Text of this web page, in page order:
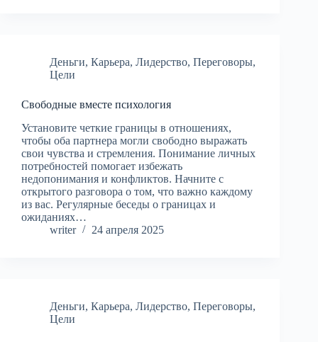
Деньги, Карьера, Лидерство, Переговоры,
Цели
Свободные вместе психология
Установите четкие границы в отношениях,
чтобы оба партнера могли свободно выражать
свои чувства и стремления. Понимание личных
потребностей помогает избежать
недопонимания и конфликтов. Начните с
открытого разговора о том, что важно каждому
из вас. Регулярные беседы о границах и
ожиданиях…
writer
24 апреля 2025
Деньги, Карьера, Лидерство, Переговоры,
Цели